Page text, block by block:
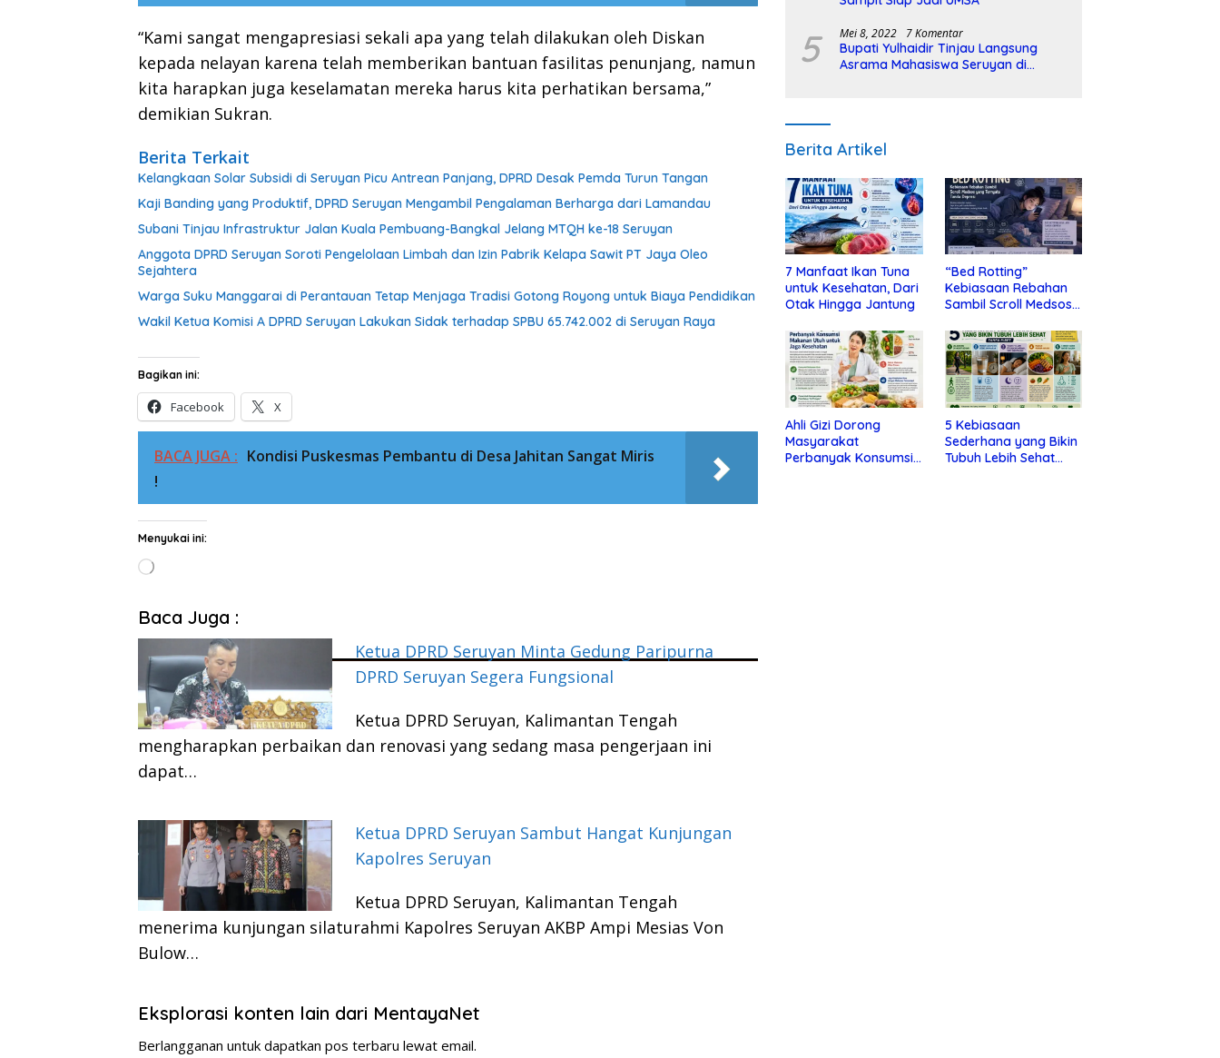
“Kami sangat mengapresiasi sekali apa yang telah dilakukan oleh Diskan
kepada nelayan karena telah memberikan bantuan fasilitas penunjang, namun
kita harapkan juga keselamatan mereka harus kita perhatikan bersama,”
demikian Sukran.
Berita Terkait
Kelangkaan Solar Subsidi di Seruyan Picu Antrean Panjang, DPRD Desak Pemda Turun Tangan
Kaji Banding yang Produktif, DPRD Seruyan Mengambil Pengalaman Berharga dari Lamandau
Subani Tinjau Infrastruktur Jalan Kuala Pembuang-Bangkal Jelang MTQH ke-18 Seruyan
Anggota DPRD Seruyan Soroti Pengelolaan Limbah dan Izin Pabrik Kelapa Sawit PT Jaya Oleo
Sejahtera
Warga Suku Manggarai di Perantauan Tetap Menjaga Tradisi Gotong Royong untuk Biaya Pendidikan
Wakil Ketua Komisi A DPRD Seruyan Lakukan Sidak terhadap SPBU 65.742.002 di Seruyan Raya
Bagikan ini:
Facebook X
BACA JUGA : Kondisi Puskesmas Pembantu di Desa Jahitan Sangat Miris
!
Menyukai ini:
Memuat...
Baca Juga :
Ketua DPRD Seruyan Minta Gedung Paripurna
DPRD Seruyan Segera Fungsional
Ketua DPRD Seruyan, Kalimantan Tengah
mengharapkan perbaikan dan renovasi yang sedang masa pengerjaan ini
dapat…
Ketua DPRD Seruyan Sambut Hangat Kunjungan
Kapolres Seruyan
Ketua DPRD Seruyan, Kalimantan Tengah
menerima kunjungan silaturahmi Kapolres Seruyan AKBP Ampi Mesias Von
Bulow…
Eksplorasi konten lain dari MentayaNet
Berlangganan untuk dapatkan pos terbaru lewat email.
5 Mei 8, 2022 7 Komentar
Bupati Yulhaidir Tinjau Langsung
Asrama Mahasiswa Seruyan di
Berita Artikel
7 Manfaat Ikan Tuna
untuk Kesehatan, Dari
Otak Hingga Jantung
“Bed Rotting”
Kebiasaan Rebahan
Sambil Scroll Medsos
Depresi
Ahli Gizi Dorong
Masyarakat
Perbanyak Konsumsi
5 Kebiasaan
Sederhana yang Bikin
Tubuh Lebih Sehat